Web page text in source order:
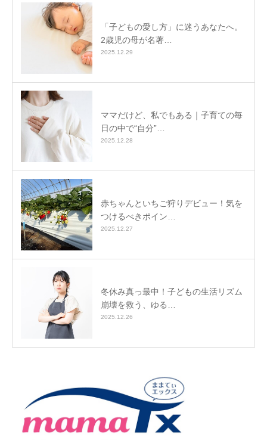
「子どもの愛し方」に迷うあなたへ。
2歳児の母が名著…
2025.12.29
ママだけど、私でもある｜子育ての毎
日の中で“自分”…
2025.12.28
赤ちゃんといちご狩りデビュー！気を
つけるべきポイン…
2025.12.27
冬休み真っ最中！子どもの生活リズム
崩壊を救う、ゆる…
2025.12.26